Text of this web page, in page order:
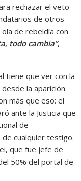
rechazar el veto
de otros
de rebeldía con
todo cambia”,
tiene que ver con la
la aparición
más que eso: el
ante la Justicia que
de
cualquier testigo.
que fue jefe de
50% del portal de